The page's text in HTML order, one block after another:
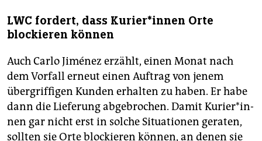
LWC fordert, dass Ku­rie­r*in­nen Orte
blockieren können
Auch Carlo Jiménez erzählt, einen Monat nach
dem Vorfall erneut einen Auftrag von jenem
übergriffigen Kunden erhalten zu haben. Er habe
dann die Lieferung abgebrochen. Damit Ku­rie­r*in­
nen gar nicht erst in solche Situationen geraten,
sollten sie Orte blockieren können, an denen sie